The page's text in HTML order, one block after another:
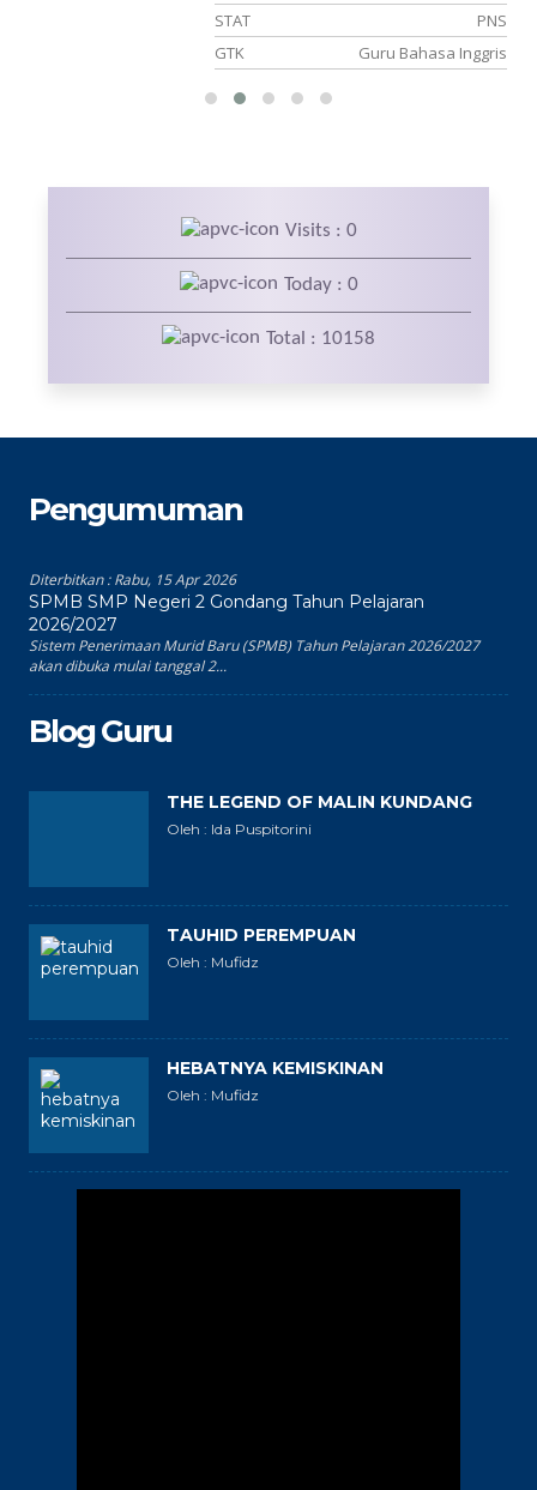
STAT
PNS
GTK
Guru Bahasa Inggris
Visits : 0
Today : 0
Total : 10158
Pengumuman
Diterbitkan :Rabu, 15 Apr 2026
SPMB SMP Negeri 2 Gondang Tahun Pelajaran
2026/2027
Sistem Penerimaan Murid Baru (SPMB) Tahun Pelajaran 2026/2027
akan dibuka mulai tanggal 2...
Blog Guru
THE LEGEND OF MALIN KUNDANG
Oleh : Ida Puspitorini
TAUHID PEREMPUAN
Oleh : Mufidz
HEBATNYA KEMISKINAN
Oleh : Mufidz